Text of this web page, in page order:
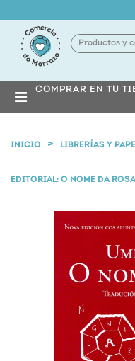
COMPRAR EN TU
INICIO LIBRERÍAS Y
EDITORIAL: O NOME DA